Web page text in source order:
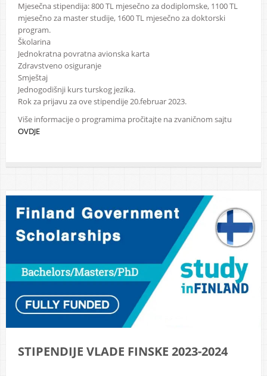
Mjesečna stipendija: 800 TL mjesečno za dodiplomske, 1100 TL
mjesečno za master studije, 1600 TL mjesečno za doktorski
program.
Školarina
Jednokratna povratna avionska karta
Zdravstveno osiguranje
Smještaj
Jednogodišnji kurs turskog jezika.
Rok za prijavu za ove stipendije 20.februar 2023.
Više informacije o programima pročitajte na zvaničnom sajtu
OVDJE
STIPENDIJE VLADE FINSKE 2023-2024